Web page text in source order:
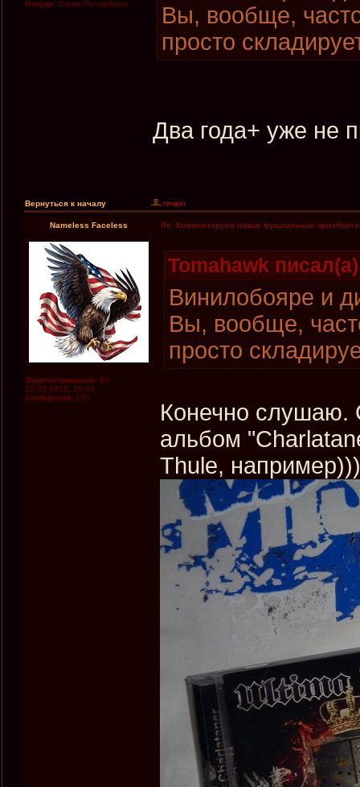
Откуда: Санкт-Петербургх
Вы, вообще,
просто
Два года+ уже не
Вернуться к началу
Nameless Faceless Re: Комментируем новые музыкальные
Зарегистрирован: Вс
12.05.2013, 10:33
Сообщения: 195
Tomahawk
Винилобояре и
Вы, вообще,
просто
Конечно слушаю.
альбом
Thule,